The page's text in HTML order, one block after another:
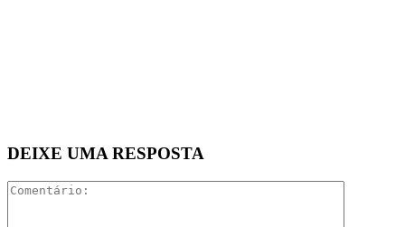
DEIXE UMA RESPOSTA